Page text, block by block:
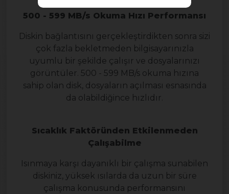
500 - 599 MB/s Okuma Hızı Performansı
Diskin bağlantısını gerçekleştirdikten sonra sizi
çok fazla bekletmeden bilgisayarınızla
uyumlu bir şekilde çalışır ve dosyalarınızı
görüntüler. 500 - 599 MB/s okuma hızına
sahip olan disk, dosyaların açılması esnasında
da olabildiğince hızlıdır.
Sıcaklık Faktöründen Etkilenmeden
Çalışabilme
Isınmaya karşı dayanıklı bir çalışma sunabilen
diskiniz, yüksek ısılarda da uzun bir süre
çalışma konusunda performansını